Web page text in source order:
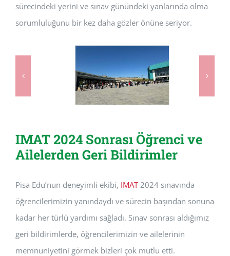
sürecindeki yerini ve sınav günündeki yanlarında olma
sorumluluğunu bir kez daha gözler önüne seriyor.
IMAT 2024 Sonrası Öğrenci ve
Ailelerden Geri Bildirimler
Pisa Edu’nun deneyimli ekibi, IMAT2024 sınavında
öğrencilerimizin yanındaydı ve sürecin başından sonuna
kadar her türlü yardımı sağladı. Sınav sonrası aldığımız
geri bildirimlerde, öğrencilerimizin ve ailelerinin
memnuniyetini görmek bizleri çok mutlu etti.